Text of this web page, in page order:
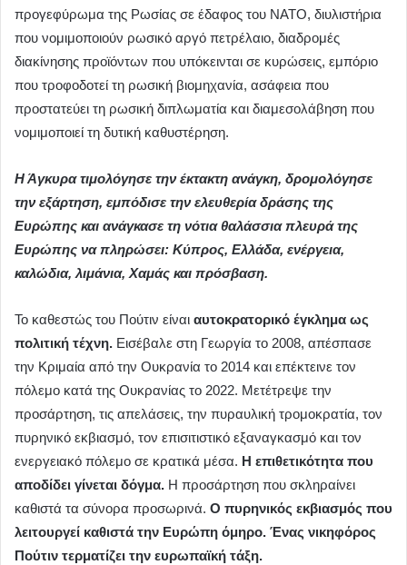
προγεφύρωμα της Ρωσίας σε έδαφος του ΝΑΤΟ, διυλιστήρια
που νομιμοποιούν ρωσικό αργό πετρέλαιο, διαδρομές
διακίνησης προϊόντων που υπόκεινται σε κυρώσεις, εμπόριο
που τροφοδοτεί τη ρωσική βιομηχανία, ασάφεια που
προστατεύει τη ρωσική διπλωματία και διαμεσολάβηση που
νομιμοποιεί τη δυτική καθυστέρηση.
Η Άγκυρα τιμολόγησε την έκτακτη ανάγκη, δρομολόγησε
την εξάρτηση, εμπόδισε την ελευθερία δράσης της
Ευρώπης και ανάγκασε τη νότια θαλάσσια πλευρά της
Ευρώπης να πληρώσει: Κύπρος, Ελλάδα, ενέργεια,
καλώδια, λιμάνια, Χαμάς και πρόσβαση.
Το καθεστώς του Πούτιν είναι αυτοκρατορικό έγκλημα ως
πολιτική τέχνη. Εισέβαλε στη Γεωργία το 2008, απέσπασε
την Κριμαία από την Ουκρανία το 2014 και επέκτεινε τον
πόλεμο κατά της Ουκρανίας το 2022. Μετέτρεψε την
προσάρτηση, τις απελάσεις, την πυραυλική τρομοκρατία, τον
πυρηνικό εκβιασμό, τον επισιτιστικό εξαναγκασμό και τον
ενεργειακό πόλεμο σε κρατικά μέσα. Η επιθετικότητα που
αποδίδει γίνεται δόγμα. Η προσάρτηση που σκληραίνει
καθιστά τα σύνορα προσωρινά. Ο πυρηνικός εκβιασμός που
λειτουργεί καθιστά την Ευρώπη όμηρο. Ένας νικηφόρος
Πούτιν τερματίζει την ευρωπαϊκή τάξη.